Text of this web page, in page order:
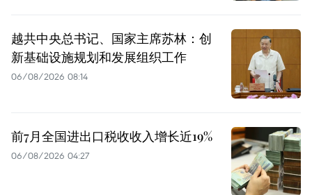
越共中央总书记、国家主席苏林：创
新基础设施规划和发展组织工作
06/08/2026 08:14
前7月全国进出口税收收入增长近19%
06/08/2026 04:27